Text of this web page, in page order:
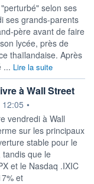
selon ses
ses grands-parents
père avant de faire
lycée, près de
thaïlandaise. Après
... Lire la suite
à Wall Street
12:05 •
vendredi à Wall
sur les principaux
stable pour le
tandis que le
et le Nasdaq .IXIC
et